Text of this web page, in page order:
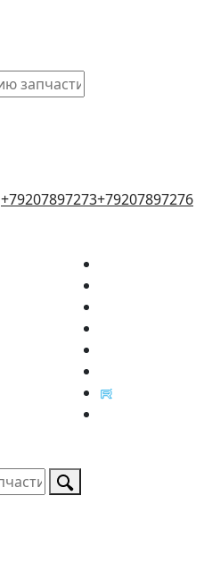
+79207897273+79207897276